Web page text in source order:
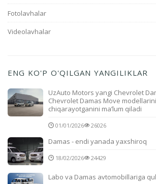
Fotolavhalar
Videolavhalar
ENG KO'P O'QILGAN YANGILIKLAR
UzAuto Motors yangi Chevrolet
Chevrolet Damas Move
chiqarayotganini ma’lum qiladi
01/01/2026 26026
Damas - endi yanada yaxshiroq
18/02/2026 24429
Labo va Damas avtomobillariga